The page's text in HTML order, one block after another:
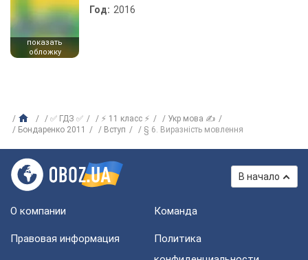
показать
обложку
Год: 2016
✅ ГДЗ ✅ ⚡ 11 класс ⚡
Укр мова ✍
Бондаренко 2011
Вступ § 6. Виразність мовлення
В начало
О компании Команда
Правовая информация
Политика